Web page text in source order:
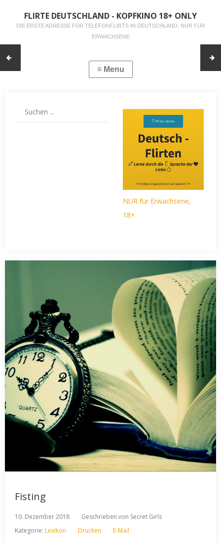
FLIRTE DEUTSCHLAND - KOPFKINO 18+ ONLY
DIE ERSTE ADRESSE FÜR TELEFONFLIRTS IN DEUTSCHLAND. NUR FÜR
ERWACHSENE
NUR für Erwachsene,
18+
Fisting
10. Dezember 2018 Geschrieben von Secret Girls
Kategorie: Lexikon Drucken E-Mail